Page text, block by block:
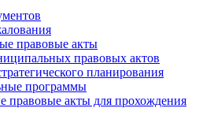
правовые акты
правовых актов
планирования
программы
правовые акты для прохождения